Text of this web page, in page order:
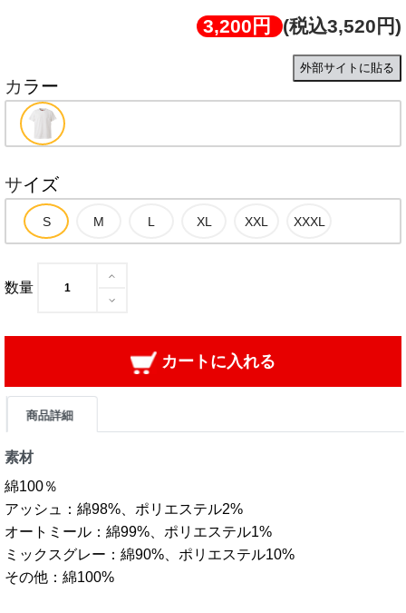
3,200円 (税込3,520円)
外部サイトに貼る
カラー
サイズ
数量
カートに入れる
商品詳細
素材
綿100％
アッシュ：綿98%、ポリエステル2%
オートミール：綿99%、ポリエステル1%
ミックスグレー：綿90%、ポリエステル10%
その他：綿100%